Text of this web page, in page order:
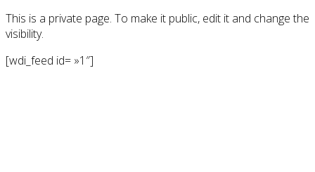
This is a private page. To make it public, edit it and change the
visibility.
[wdi_feed id= »1″]